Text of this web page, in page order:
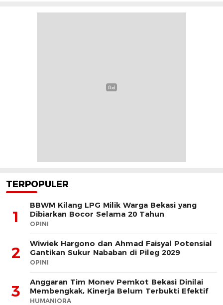
TERPOPULER
1
BBWM Kilang LPG Milik Warga Bekasi yang
Dibiarkan Bocor Selama 20 Tahun
OPINI
2
Wiwiek Hargono dan Ahmad Faisyal Potensial
Gantikan Sukur Nababan di Pileg 2029
OPINI
3
Anggaran Tim Monev Pemkot Bekasi Dinilai
Membengkak, Kinerja Belum Terbukti Efektif
HUMANIORA